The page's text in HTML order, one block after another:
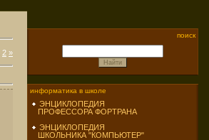
2 »
поиск
информатика в школе
ЭНЦИКЛОПЕДИЯ
ПРОФЕССОРА ФОРТРАНА
ЭНЦИКЛОПЕДИЯ
ШКОЛЬНИКА "КОМПЬЮТЕР"